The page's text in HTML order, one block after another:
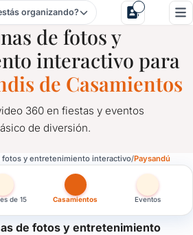
interactivo para
organizando?
de fotos y
interactivo para
de Casamientos
360 en fiestas y eventos
de diversión.
fotos y entretenimiento interactivo Paysandú
de 15 Casamientos Eventos
de fotos y entretenimiento
interactivo para
360 en fiestas y eventos
y chicos se divierten
360, 2 o 3 personas bailan